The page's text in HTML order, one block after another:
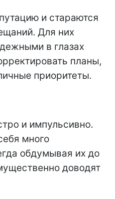
и стараются
Для них
в глазах
планы,
приоритеты.
и импульсивно.
много
обдумывая их до
доводят